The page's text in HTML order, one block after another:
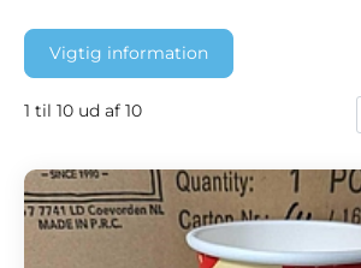
Vigtig information
1 til 10 ud af 10